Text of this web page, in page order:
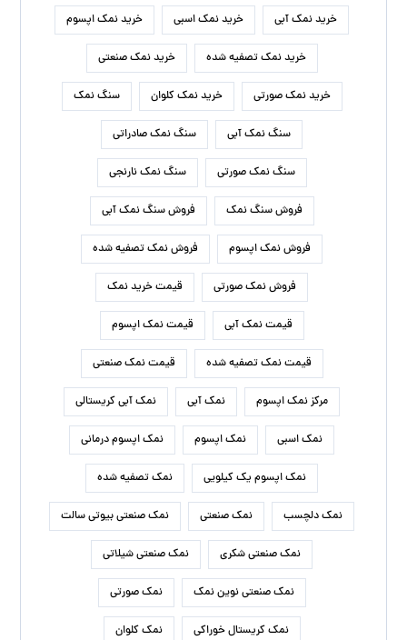
خرید نمک آبی خرید نمک اسبی خرید نمک اپسوم
خرید نمک تصفیه شده خرید نمک صنعتی
خرید نمک صورتی خرید نمک کلوان سنگ نمک
سنگ نمک آبی سنگ نمک صادراتی
سنگ نمک صورتی سنگ نمک نارنجی
فروش سنگ نمک فروش سنگ نمک آبی
فروش نمک اپسوم فروش نمک تصفیه شده
فروش نمک صورتی قیمت خرید نمک
قیمت نمک آبی قیمت نمک اپسوم
قیمت نمک تصفیه شده قیمت نمک صنعتی
مرکز نمک اپسوم نمک آبی نمک آبی کریستالی
نمک اسبی نمک اپسوم نمک اپسوم درمانی
نمک اپسوم یک کیلویی نمک تصفیه شده
نمک دلچسب نمک صنعتی نمک صنعتی بیوتی سالت
نمک صنعتی شکری نمک صنعتی شیلاتی
نمک صنعتی نوین نمک نمک صورتی
نمک کریستال خوراکی نمک کلوان